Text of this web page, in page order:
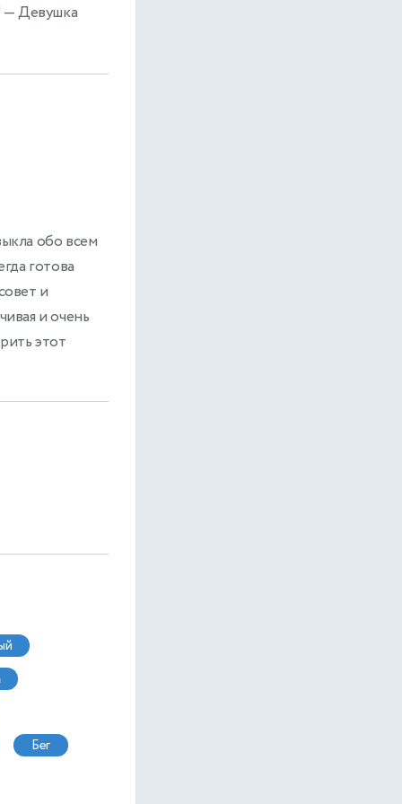
— Девушка
обо всем
готова
и
и очень
этот
бег